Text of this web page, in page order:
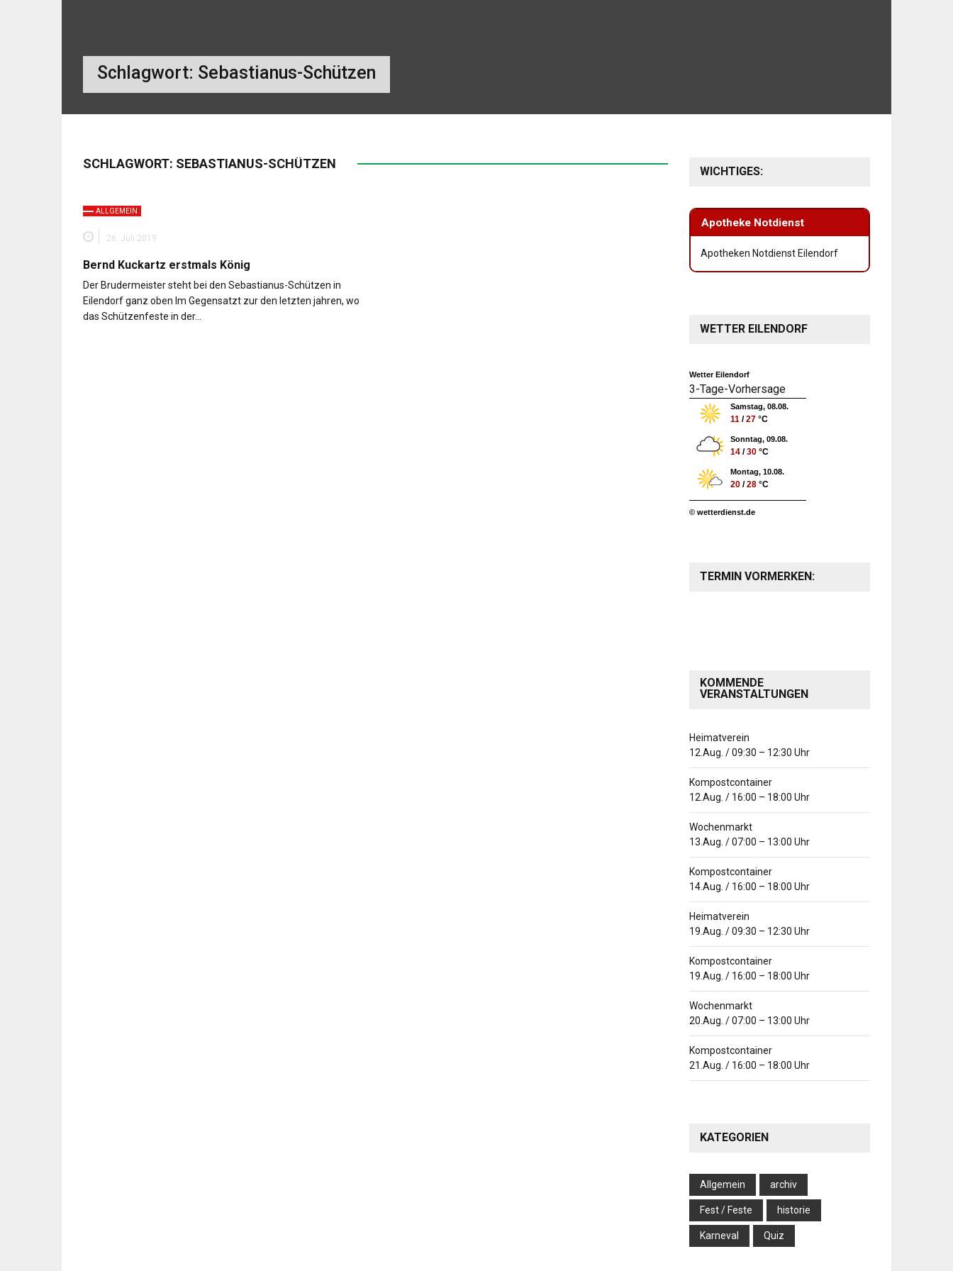
Schlagwort: Sebastianus-Schützen
SCHLAGWORT: SEBASTIANUS-SCHÜTZEN
ALLGEMEIN
26. Juli 2019
Bernd Kuckartz erstmals König
Der Brudermeister steht bei den Sebastianus-Schützen in
Eilendorf ganz oben Im Gegensatzt zur den letzten jahren, wo
das Schützenfeste in der…
WICHTIGES:
Apotheke Notdienst
Apotheken Notdienst Eilendorf
WETTER EILENDORF
Wetter Eilendorf
3-Tage-Vorhersage
Samstag, 08.08.
11 /27 °C
Sonntag, 09.08.
14 /30 °C
Montag, 10.08.
20 /28 °C
© wetterdienst.de
TERMIN VORMERKEN:
KOMMENDE
VERANSTALTUNGEN
Heimatverein
12.Aug. /09:30 – 12:30 Uhr
Kompostcontainer
12.Aug. / 16:00 – 18:00 Uhr
Wochenmarkt
13.Aug. /07:00 – 13:00 Uhr
Kompostcontainer
14.Aug. / 16:00 – 18:00 Uhr
Heimatverein
19.Aug. /09:30 – 12:30 Uhr
Kompostcontainer
19.Aug. / 16:00 – 18:00 Uhr
Wochenmarkt
20.Aug. /07:00 – 13:00 Uhr
Kompostcontainer
21.Aug. / 16:00 – 18:00 Uhr
KATEGORIEN
Allgemein archiv
Fest / Feste historie
Karneval Quiz